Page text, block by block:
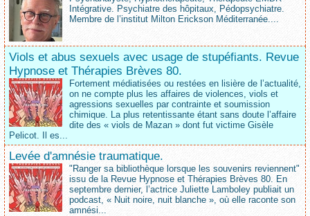
Intégrative. Psychiatre des hôpitaux, Pédopsychiatre.
Membre de l’institut Milton Erickson Méditerranée....
Viols et abus sexuels avec usage de stupéfiants. Revue
Hypnose et Thérapies Brèves 80.
Fortement médiatisées ou restées en lisière de l’actualité,
on ne compte plus les affaires de violences, viols et
agressions sexuelles par contrainte et soumission
chimique. La plus retentissante étant sans doute l’affaire
dite des « viols de Mazan » dont fut victime Gisèle
Pelicot. Il es...
Levée d'amnésie traumatique.
"Ranger sa bibliothèque lorsque les souvenirs reviennent"
issu de la Revue Hypnose et Thérapies Brèves 80. En
septembre dernier, l’actrice Juliette Lamboley publiait un
podcast, « Nuit noire, nuit blanche », où elle raconte son
amnési...